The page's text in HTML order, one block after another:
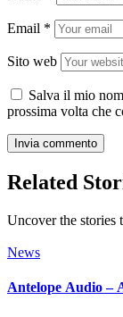
Email *
Sito web
Salva il mio
prossima volta che
Related
Uncover the stories
News
Antelope Audio –